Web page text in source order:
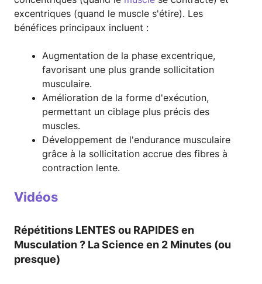
excentriques (quand le muscle s'étire). Les
bénéfices principaux incluent :
Augmentation de la phase excentrique,
favorisant une plus grande sollicitation
musculaire.
Amélioration de la forme d'exécution,
permettant un ciblage plus précis des
muscles.
Développement de l'endurance musculaire
grâce à la sollicitation accrue des fibres à
contraction lente.
Vidéos
Répétitions LENTES ou RAPIDES en
Musculation ? La Science en 2 Minutes (ou
presque)